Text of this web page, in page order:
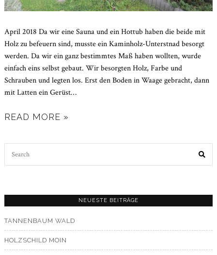
April 2018 Da wir eine Sauna und ein Hottub haben die beide mit
Holz zu befeuern sind, musste ein Kaminholz-Unterstnad besorgt
werden. Da wir ein ganz bestimmtes Maß haben wollten, wurde
einfach eins selbst gebaut. Wir besorgten Holz, Farbe und
Schrauben und legten los. Erst den Boden in Waage gebracht, dann
mit Latten ein Gerüst…
READ MORE »
NEUESTE BEITRÄGE
TANNENBAUM WALD
HOLZSCHILD MOIN